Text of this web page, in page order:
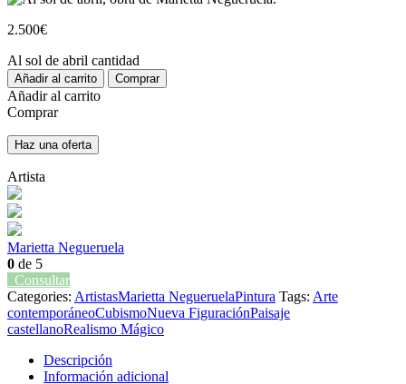
2.500€
Al sol de abril cantidad
Añadir al carrito Comprar
Añadir al carrito
Comprar
Haz una oferta
Artista
Marietta Negueruela
0 de 5
Consultar
Categories: ArtistasMarietta NegueruelaPintura Tags: Arte
contemporáneoCubismoNueva FiguraciónPaisaje
castellanoRealismo Mágico
Descripción
Información adicional